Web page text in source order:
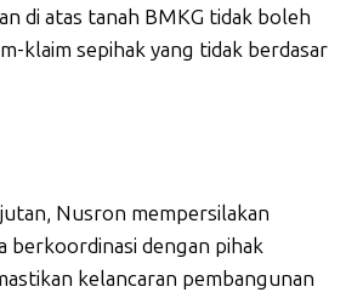
di atas tanah BMKG tidak boleh
klaim sepihak yang tidak berdasar
Nusron mempersilakan
berkoordinasi dengan pihak
kelancaran pembangunan